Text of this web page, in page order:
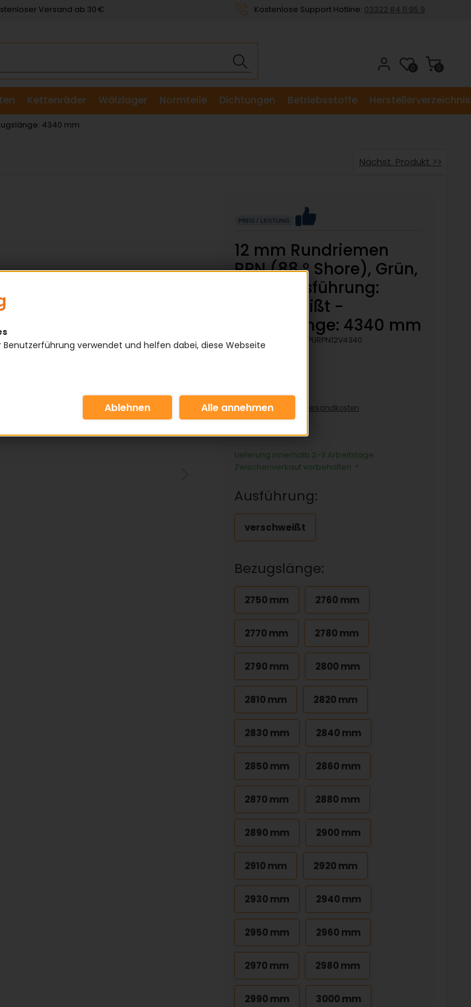
Versand ab 30 € Kostenlose Support Hotline: 03322 84 11 95 9
0
0
Kettenräder
& Scheiben
Wälzlager Normteile Dichtungen Betriebsstoffe Herstellerverzeichnis
4340 mm
Nächst. Produkt >>
12 mm Rundriemen
RPN (88 ° Shore), Grün,
Rau - Ausführung:
verschweißt -
Bezugslänge: 4340 mm
Artikelnummer: KPURPN12V4340
inkl. 19% MwSt zzgl.
Versandkosten
65,21€/pro Stück
Lieferung innerhalb 2-3 Arbeitstage.
Zwischenverkauf vorbehalten. *
Ausführung:
verschweißt
Bezugslänge:
2750 mm 2760 mm
2770 mm 2780 mm
2790 mm 2800 mm
2810 mm 2820 mm
2830 mm 2840 mm
2850 mm 2860 mm
2870 mm 2880 mm
2890 mm 2900 mm
2910 mm 2920 mm
2930 mm 2940 mm
2950 mm 2960 mm
2970 mm 2980 mm
2990 mm 3000 mm
Benutzerführung verwendet und helfen dabei, diese Webseite